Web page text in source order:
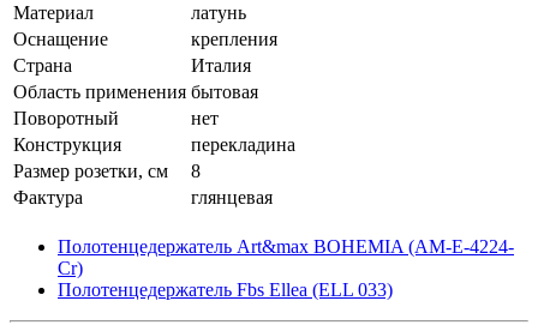
Материал
латунь
Оснащение
крепления
Страна
Италия
Область применения бытовая
Поворотный
нет
Конструкция
перекладина
Размер розетки, см
8
Фактура
глянцевая
Полотенцедержатель Art&max BOHEMIA (AM-E-4224-
Cr)
Полотенцедержатель Fbs Ellea (ELL 033)